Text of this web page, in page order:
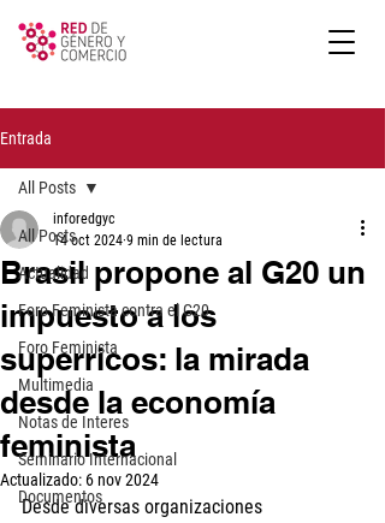
Entrada
All Posts
Actualidad
Foro Feminista contra el G20
Foro Feminista
Multimedia
Notas de Interes
Seminario Internacional
Documentos
All Posts
Brasil propone al G20 un
impuesto a los
superricos: la mirada
desde la economía
feminista
inforedgyc
14 oct 2024 9 min de lectura
Actualizado: 6 nov 2024
Desde diversas organizaciones